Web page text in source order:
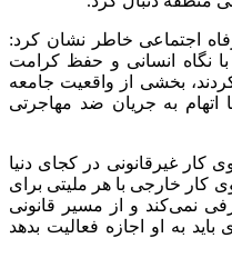
اجتماعی خاطر نشان کرد:
با نگاه انسانی و حفظ کرامت
کردند، بخشی از واقعیت جامعه
به جریان ضد مهاجرتی
غیرقانونی در کجای دنیا
کار خارجی با هر ملیتی برای
نمی‌کند و از مسیر قانونی
به او اجازه فعالیت بدهد